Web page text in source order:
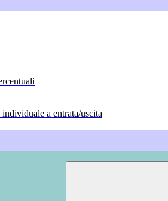
a entrata/uscita